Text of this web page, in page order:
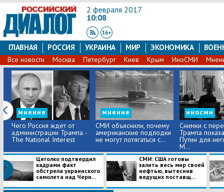
2 февраля 2017
10:08
ГЛАВНАЯ РОССИЯ УКРАИНА МИР ЭКОНОМИКА
Все новости Москва Петербург Киев Крым ИноСМИ
мнение
Чего Россия ждет от
администрации Трампа -
The National Interest
мнение
СМИ объяснили, почему
американские подлодки
не могут потягаться с...
иносми
Снимки с
Трампа
Путин для
М...
Цеголко подтвердил
кадрами факт
обстрела украинского
самолета над Черн...
СМИ: США готовы
залить весь мир своей
нефтью, вытеснив
ведущих поставщ...